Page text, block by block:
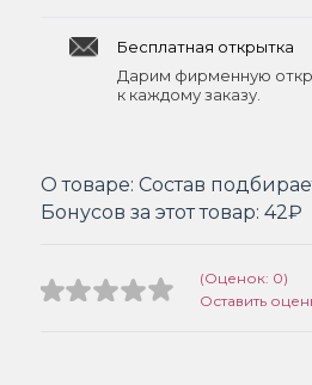
Бесплатная открытка
Дарим фирменную
к каждому заказу.
О товаре: Состав
Бонусов за этот товар: 42₽
(Оценок: 0)
Оставить